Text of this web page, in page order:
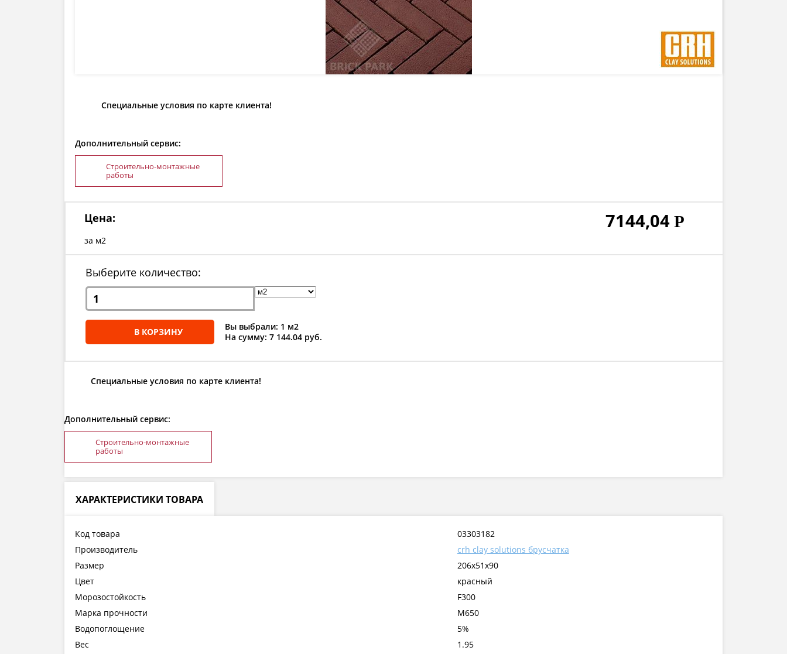
Специальные условия по карте клиента!
Дополнительный сервис:
Строительно-монтажные
работы
Цена:
за м2
7144,04 Р
Выберите количество:
В КОРЗИНУ
Вы выбрали: 1 м2
На сумму: 7 144.04 руб.
Специальные условия по карте клиента!
Дополнительный сервис:
Строительно-монтажные
работы
ХАРАКТЕРИСТИКИ ТОВАРА
Код товара
03303182
Производитель
crh clay solutions брусчатка
Размер
206x51x90
Цвет
красный
Морозостойкость
F300
Марка прочности
М650
Водопоглощение
5%
Вес
1.95